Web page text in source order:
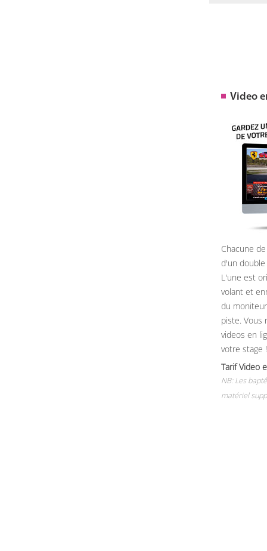
Video
Chacune
d'un
L'une est
volant et
du
piste. Vous
videos en
votre stage !
Tarif Video
NB: Les
matériel